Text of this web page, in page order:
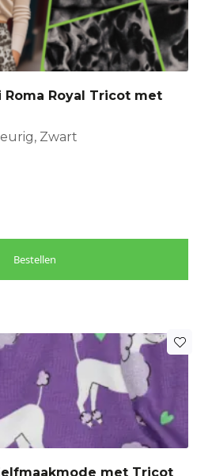
Royal Tricot met
Zwart
Bestellen
met Tricot